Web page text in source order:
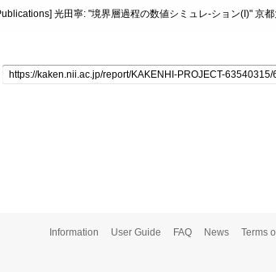
光田寧: "境界層過程の数値シミュレ-ション(I)" 京
Information User Guide FAQ News Terms